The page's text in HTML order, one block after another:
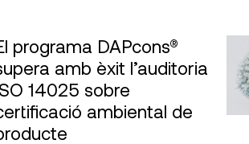
programa DAPcons®
amb èxit l’auditoria
14025 sobre
ambiental de